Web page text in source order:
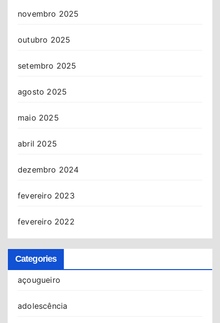
novembro 2025
outubro 2025
setembro 2025
agosto 2025
maio 2025
abril 2025
dezembro 2024
fevereiro 2023
fevereiro 2022
Categories
açougueiro
adolescência